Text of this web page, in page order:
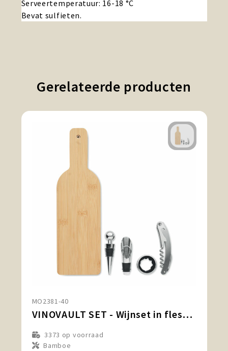
Serveertemperatuur: 16-18 °C
Bevat sulfieten.
Gerelateerde producten
MO2381-40
VINOVAULT SET - Wijnset in flesvorm
3373 op voorraad
Bamboe